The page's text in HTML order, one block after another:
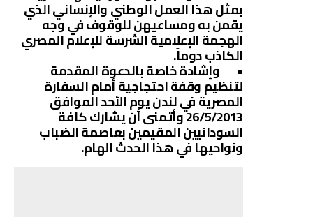
بمثل هذا العمل الوطني والإنساني الذي
يقمن به ومساعيهن للوقوف في وجه
الهجمة الإعلامية الشرسة للإعلام المصري
الكاذب دوماً.
• وإشادة خاصة بالدعوة المقدمة
لتنظيم وقفة احتجاجية أمام السفارة
المصرية في لندن يوم الأحد الموافق
26/5/2013 وأتمنى أن يشارك كافة
السودانيين المقيمين بعاصمة الضباب
ونواحيها في هذا الحدث الهام.